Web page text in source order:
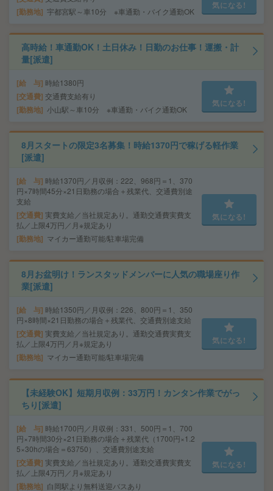
勤務地 宇都宮駅～車10分 ※車通勤・バイク通勤OK
気になる!
高時給！車通勤OK！土日休み！日勤のお仕事！運搬・計
量[派遣]
給 与 時給1380円
交通費 交通費支給有り
勤務地 小山駅～車10分 ※車通勤・バイク通勤OK
気になる!
8月スタートの限定3名募集！時給1370円で稼げる軽作業
[派遣]
給 与 時給1370円／月収例：222、968円＝1、370
円×7時間45分×21日勤務の場合＋残業代、交通費別途
支給
交通費 実費支給／当社規定あり。通勤交通費実費支
払／上限4万円／月※規定あり
勤務地 マイカー通勤可能/駐車場完備
気になる!
8月お盆明け！ランスタッドメンバーに人気の職場座り作
業[派遣]
給 与 時給1350円／月収例：226、800円＝1、350
円×8時間×21日勤務の場合＋残業代、交通費別途支給
交通費 実費支給／当社規定あり。通勤交通費実費支
払／上限4万円／月※規定あり
勤務地 マイカー通勤可能/駐車場完備
気になる!
【未経験OK】短期月収例：33万円！カンタン作業でがっ
ちり[派遣]
給 与 時給1700円／月収例：331、500円＝1、700
円×7時間30分×21日勤務の場合＋残業代（1700円×1.2
5×30hの場合＝63750）、交通費別途支給
交通費 実費支給／当社規定あり。通勤交通費実費支
払／上限4万円／月※規定あり
勤務地 白岡駅より無料送迎バスあり
気になる!